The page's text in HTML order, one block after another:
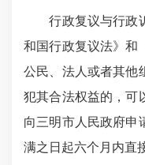
行政复议与行政诉
和国行政复议法》和
公民、法人或者其他
犯其合法权益的，可
向三明市人民政府申
满之日起六个月内直